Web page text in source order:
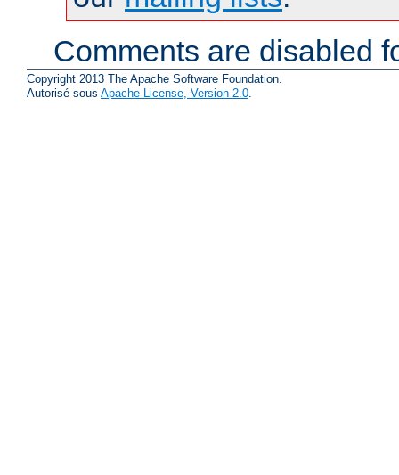
Comments are disabled
Copyright 2013 The Apache Software Foundation.
Autorisé sous Apache License, Version 2.0